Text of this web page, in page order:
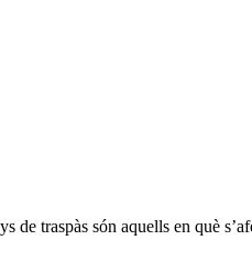
de traspàs són aquells en què